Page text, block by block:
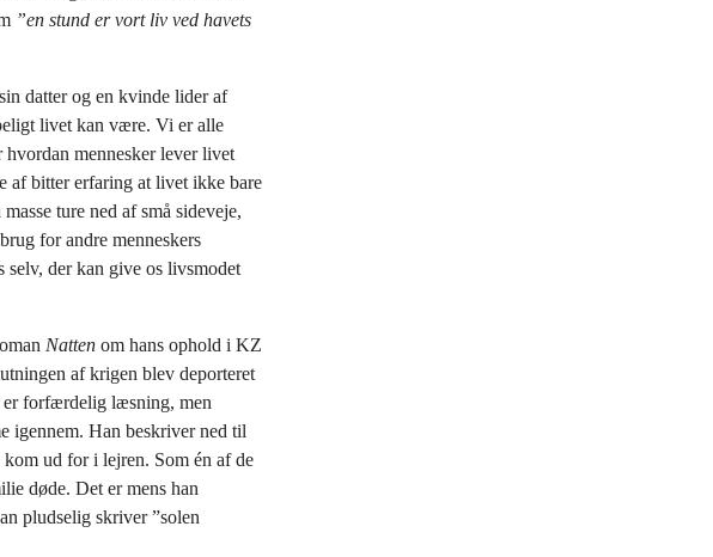
”en stund er vort liv ved havets
datter og en kvinde lider af
livet kan være. Vi er alle
hvordan mennesker lever livet
af bitter erfaring at livet ikke bare
ture ned af små sideveje,
for andre menneskers
der kan give os livsmodet
Natten om hans ophold i KZ
af krigen blev deporteret
forfærdelig læsning, men
igennem. Han beskriver ned til
ud for i lejren. Som én af de
døde. Det er mens han
pludselig skriver ”solen